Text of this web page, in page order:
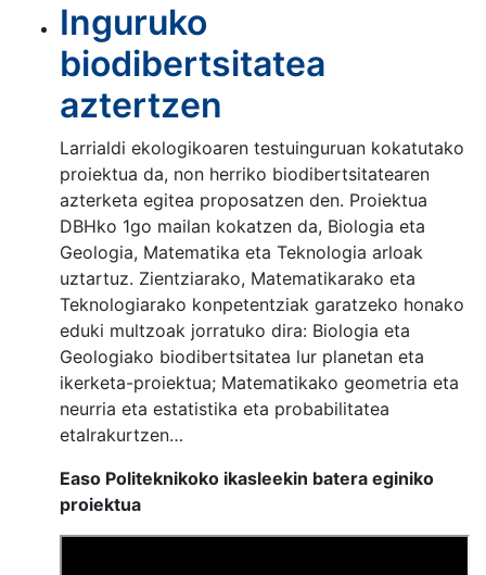
Inguruko
biodibertsitatea
aztertzen
Larrialdi ekologikoaren testuinguruan kokatutako
proiektua da, non herriko biodibertsitatearen
azterketa egitea proposatzen den. Proiektua
DBHko 1go mailan kokatzen da, Biologia eta
Geologia, Matematika eta Teknologia arloak
uztartuz. Zientziarako, Matematikarako eta
Teknologiarako konpetentziak garatzeko honako
eduki multzoak jorratuko dira: Biologia eta
Geologiako biodibertsitatea lur planetan eta
ikerketa-proiektua; Matematikako geometria eta
neurria eta estatistika eta probabilitatea
etaIrakurtzen…
Easo Politeknikoko ikasleekin batera eginiko
proiektua